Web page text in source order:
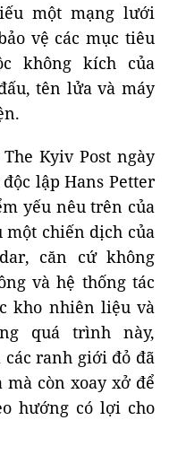
một mạng lưới
vệ các mục tiêu
không kích của
tên lửa và máy
Kyiv Post ngày
lập Hans Petter
yếu nêu trên của
một chiến dịch của
căn cứ không
và hệ thống tác
kho nhiên liệu và
quá trình này,
ranh giới đỏ đã
còn xoay xở để
hướng có lợi cho